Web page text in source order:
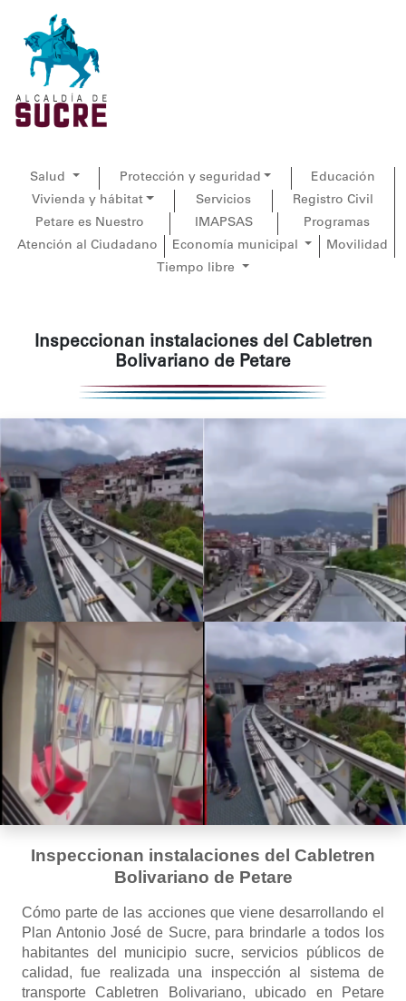
Salud Protección y seguridad
Educación
Vivienda y hábitat
Servicios
Registro Civil
Petare es Nuestro
IMAPSAS
Programas
Atención al Ciudadano
Economía municipal
Movilidad
Tiempo libre
Inspeccionan instalaciones del Cabletren
Bolivariano de Petare
Inspeccionan instalaciones del Cabletren
Bolivariano de Petare
Cómo parte de las acciones que viene desarrollando el
Plan Antonio José de Sucre, para brindarle a todos los
habitantes del municipio sucre, servicios públicos de
calidad, fue realizada una inspección al sistema de
transporte Cabletren Bolivariano, ubicado en Petare